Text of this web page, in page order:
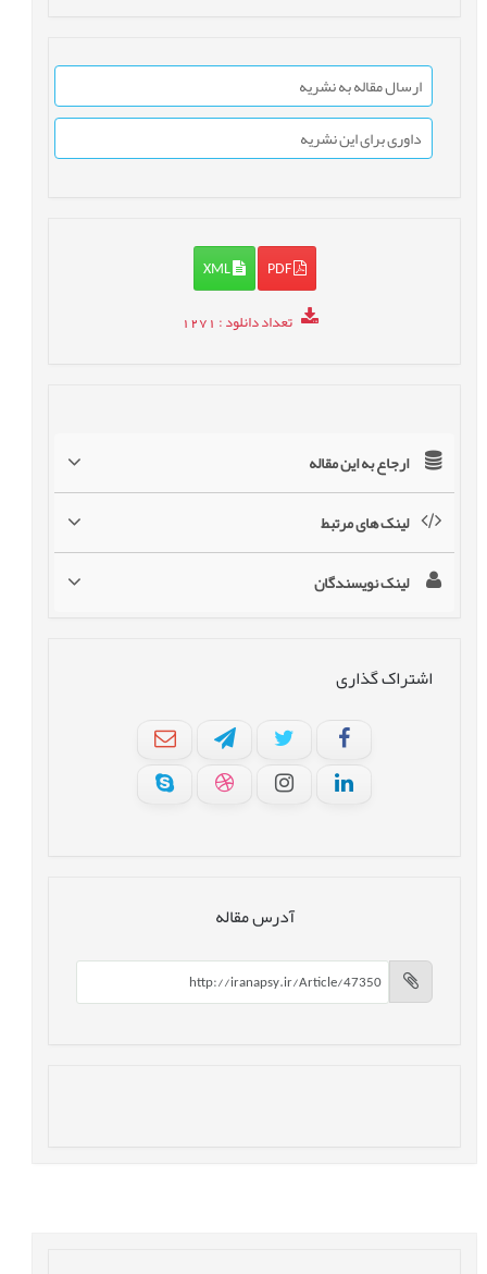
ارسال مقاله به نشریه
داوری برای این نشریه
PDF
XML
تعداد دانلود: 1271
ارجاع به این مقاله
لینک های مرتبط
لینک نویسندگان
اشتراک گذاری
آدرس مقاله